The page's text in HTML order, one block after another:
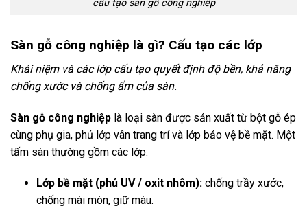
cấu tạo sàn gỗ công nghiêp
Sàn gỗ công nghiệp là gì? Cấu tạo các lớp
Khái niệm và các lớp cấu tạo quyết định độ bền, khả năng
chống xước và chống ẩm của sàn.
Sàn gỗ công nghiệp là loại sàn được sản xuất từ bột gỗ ép
cùng phụ gia, phủ lớp vân trang trí và lớp bảo vệ bề mặt. Một
tấm sàn thường gồm các lớp:
Lớp bề mặt (phủ UV / oxit nhôm): chống trầy xước,
chống mài mòn, giữ màu.